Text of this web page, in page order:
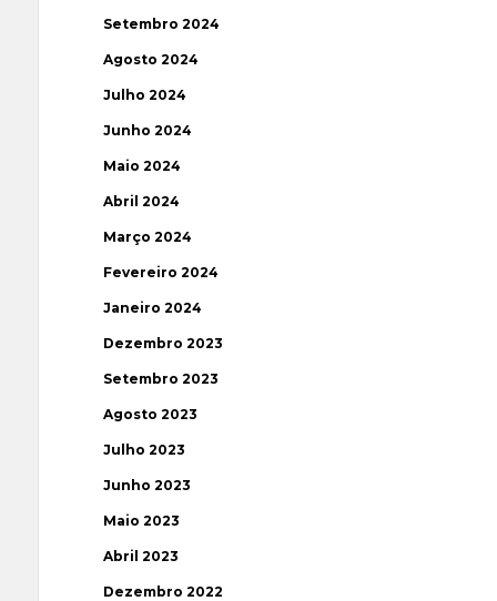
Setembro 2024
Agosto 2024
Julho 2024
Junho 2024
Maio 2024
Abril 2024
Março 2024
Fevereiro 2024
Janeiro 2024
Dezembro 2023
Setembro 2023
Agosto 2023
Julho 2023
Junho 2023
Maio 2023
Abril 2023
Dezembro 2022